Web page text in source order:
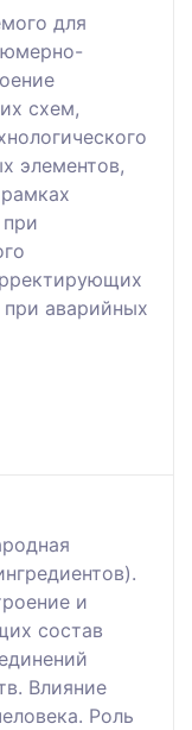
для
схем,
элементов,
аварийных
и
состав
Влияние
Роль